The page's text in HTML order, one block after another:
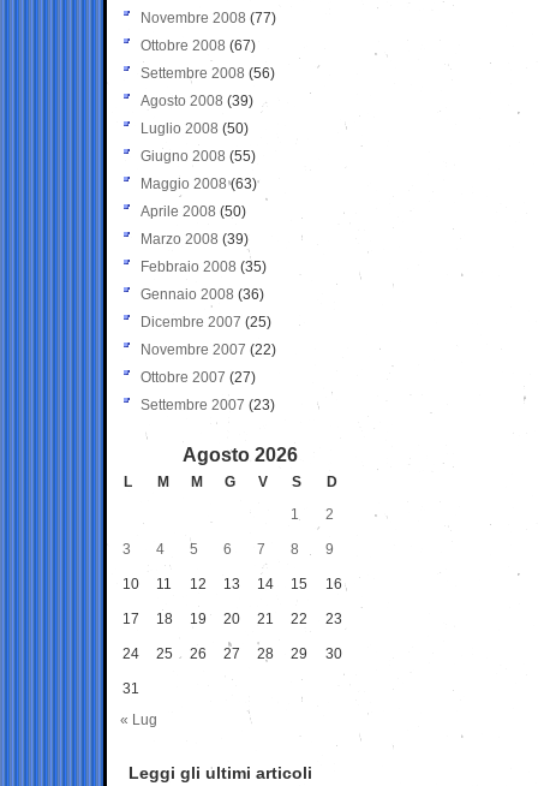
Novembre 2008 (77)
Ottobre 2008 (67)
Settembre 2008 (56)
Agosto 2008 (39)
Luglio 2008 (50)
Giugno 2008 (55)
Maggio 2008(63)
Aprile 2008 (50)
Marzo 2008 (39)
Febbraio 2008 (35)
Gennaio 2008 (36)
Dicembre 2007 (25)
Novembre 2007 (22)
Ottobre 2007 (27)
Settembre 2007 (23)
Agosto 2026
L M M G V S
D
1
2
3 4 5 6 7 8 9
10 11 12 13 14 15 16
17 18 19 20 21 22 23
24 25 26 27 28 29 30
31
« Lug
Leggi gli ultimi articoli